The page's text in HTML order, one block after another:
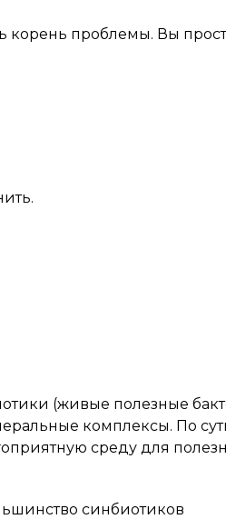
корень проблемы. Вы
(живые полезные
комплексы. По
среду для
синбиотиков